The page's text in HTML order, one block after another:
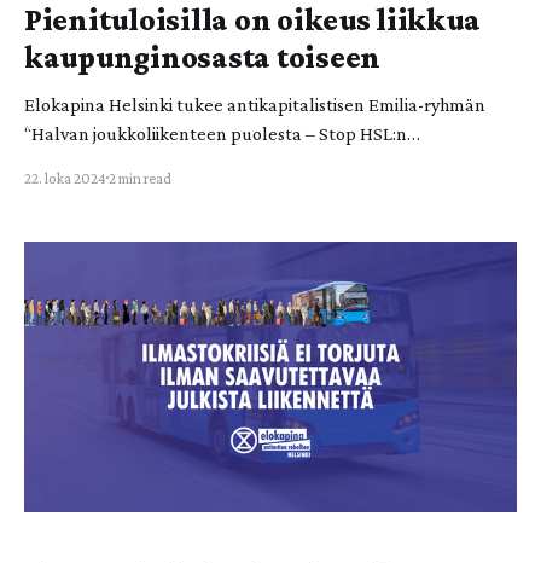
Pienituloisilla on oikeus liikkua
kaupunginosasta toiseen
Elokapina Helsinki tukee antikapitalistisen Emilia-ryhmän
“Halvan joukkoliikenteen puolesta – Stop HSL:n
Elokapina vaatii, että “köyhien, pienituloisten [...]
toimeentuloa on reiluuden ja kriisinkestävyyden nimissä
parannettava”. On siis täysin Elokapinan arvojen
22. loka 2024 2 min read